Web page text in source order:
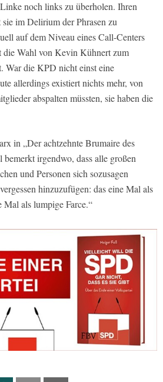
noch links zu überholen. Ihren
im Delirium der Phrasen zu
auf dem Niveau eines Call-Centers
die Wahl von Kevin Kühnert zum
War die KPD nicht einst eine
allerdings existiert nichts mehr, von
abspalten müssten, sie haben die
in „Der achtzehnte Brumaire des
irgendwo, dass alle großen
und Personen sich sozusagen
hinzuzufügen: das eine Mal als
Mal als lumpige Farce.“